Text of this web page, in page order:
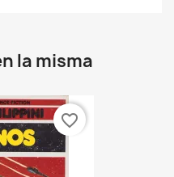
la misma
favorite_border